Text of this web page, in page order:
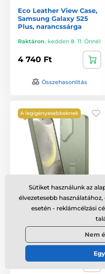
Eco Leather View Case,
Samsung Galaxy S25
Plus, narancssárga
Raktáron, kedden 8. 11. Önnél
4 740 Ft
Összehasonlítás
A legigényesebbeknek
Suritch MagSafe
Kickstand
zöld
Raktáron,kedden 8. 11. Önnél
9 820 Ft
Sütiket használunk az
élvezetesebb
esetén - reklámcélzási
Nem